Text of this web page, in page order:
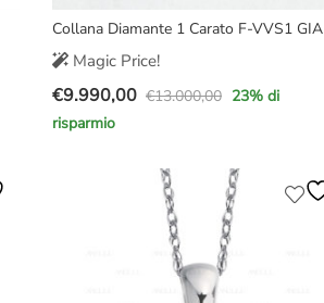
Collana Diamante 1 Carato F-VVS1 GIA
Magic Price!
€13.000,00
Il
prezzo
€9.990,00
Il
prezzo
23% di
risparmio